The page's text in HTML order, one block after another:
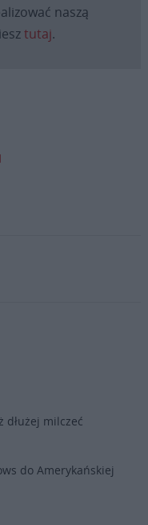
naszą
tutaj.
dłużej milczeć
do Amerykańskiej